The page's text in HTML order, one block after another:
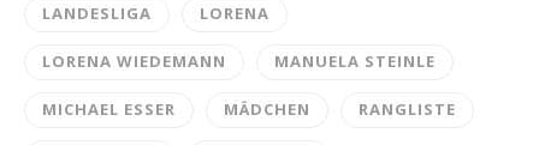
LANDESLIGA LORENA
LORENA WIEDEMANN MANUELA STEINLE
MICHAEL ESSER MÄDCHEN RANGLISTE